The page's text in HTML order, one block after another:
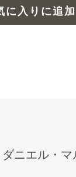
に入りに追加
ニエル・マ